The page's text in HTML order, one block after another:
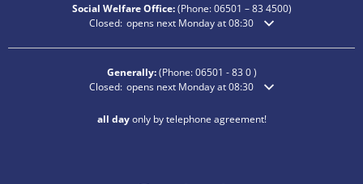
Social Welfare Office:(Phone:06501 – 834500)
Click to hide additional opening or closing times
Closed: opens next Monday at 08:30
Generally:(Phone:06501 - 83 0)
Click to hide additional opening or closing times
Closed: opens next Monday at 08:30
all dayonly by telephone agreement!